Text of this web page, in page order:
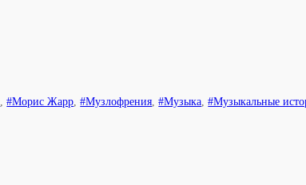
,#Морис Жарр,#Музлофрения,#Музыка,#Музыкальные